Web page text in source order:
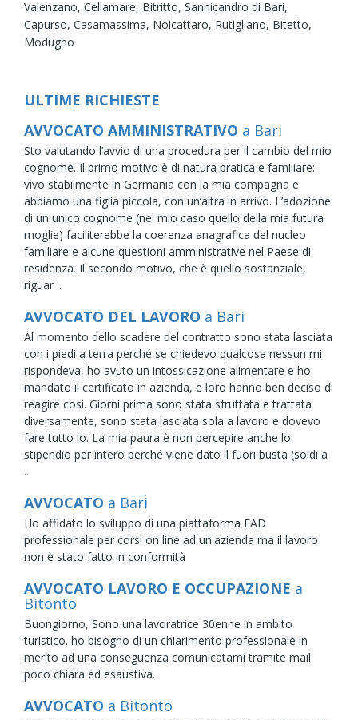
Valenzano, Cellamare, Bitritto, Sannicandro di Bari,
Capurso, Casamassima, Noicattaro, Rutigliano, Bitetto,
Modugno
ULTIME RICHIESTE
AVVOCATO AMMINISTRATIVO a Bari
Sto valutando l’avvio di una procedura per il cambio del mio
cognome. Il primo motivo è di natura pratica e familiare:
vivo stabilmente in Germania con la mia compagna e
abbiamo una figlia piccola, con un’altra in arrivo. L’adozione
di un unico cognome (nel mio caso quello della mia futura
moglie) faciliterebbe la coerenza anagrafica del nucleo
familiare e alcune questioni amministrative nel Paese di
residenza. Il secondo motivo, che è quello sostanziale,
riguar ..
AVVOCATO DEL LAVORO a Bari
Al momento dello scadere del contratto sono stata lasciata
con i piedi a terra perché se chiedevo qualcosa nessun mi
rispondeva, ho avuto un intossicazione alimentare e ho
mandato il certificato in azienda, e loro hanno ben deciso di
reagire così. Giorni prima sono stata sfruttata e trattata
diversamente, sono stata lasciata sola a lavoro e dovevo
fare tutto io. La mia paura è non percepire anche lo
stipendio per intero perché viene dato il fuori busta (soldi a
..
AVVOCATO a Bari
Ho affidato lo sviluppo di una piattaforma FAD
professionale per corsi on line ad un'azienda ma il lavoro
non è stato fatto in conformità
AVVOCATO LAVORO E OCCUPAZIONE a
Bitonto
Buongiorno, Sono una lavoratrice 30enne in ambito
turistico. ho bisogno di un chiarimento professionale in
merito ad una conseguenza comunicatami tramite mail
poco chiara ed esaustiva.
AVVOCATO a Bitonto